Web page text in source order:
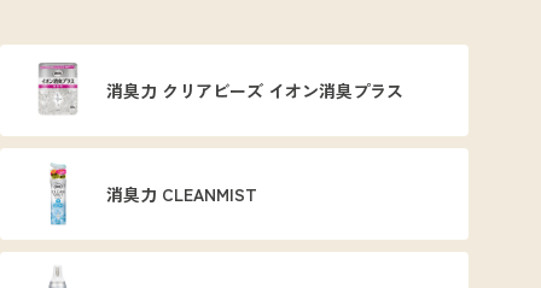
消臭力 クリアビーズ イオン消臭プラス
消臭力 CLEANMIST